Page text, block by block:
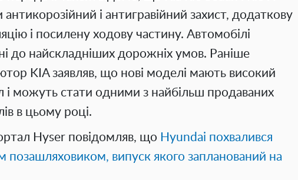
і антигравійний захист, додаткову
і посилену ходову частину. Автомобілі
до найскладніших дорожніх умов. Раніше
KIA заявляв, що нові моделі мають високий
і можуть стати одними з найбільш продаваних
в цьому році.
Hyser повідомляв, що Hyundai похвалився
позашляховиком, випуск якого запланований на